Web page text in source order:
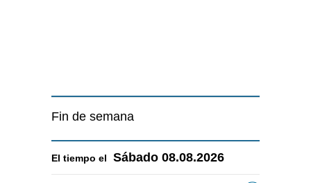
Fin de semana
El tiempo el Sábado 08.08.2026